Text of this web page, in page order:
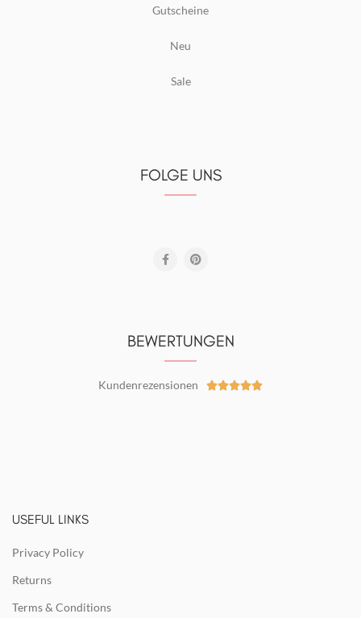
Gutscheine
Neu
Sale
FOLGE UNS
BEWERTUNGEN
Kundenrezensionen 
USEFUL LINKS
Privacy Policy
Returns
Terms & Conditions